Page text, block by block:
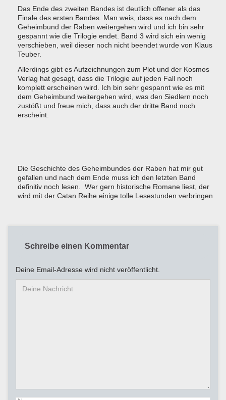
Das Ende des zweiten Bandes ist deutlich offener als das
Finale des ersten Bandes. Man weis, dass es nach dem
Geheimbund der Raben weitergehen wird und ich bin sehr
gespannt wie die Trilogie endet. Band 3 wird sich ein wenig
verschieben, weil dieser noch nicht beendet wurde von Klaus
Teuber.
Allerdings gibt es Aufzeichnungen zum Plot und der Kosmos
Verlag hat gesagt, dass die Trilogie auf jeden Fall noch
komplett erscheinen wird. Ich bin sehr gespannt wie es mit
dem Geheimbund weitergehen wird, was den Siedlern noch
zustößt und freue mich, dass auch der dritte Band noch
erscheint.
Die Geschichte des Geheimbundes der Raben hat mir gut
gefallen und nach dem Ende muss ich den letzten Band
definitiv noch lesen. Wer gern historische Romane liest, der
wird mit der Catan Reihe einige tolle Lesestunden verbringen
Schreibe einen Kommentar
Deine Email-Adresse wird nicht veröffentlicht.